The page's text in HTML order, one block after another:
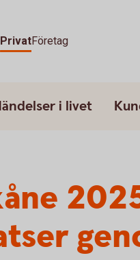
PrivatFöretag
i livet